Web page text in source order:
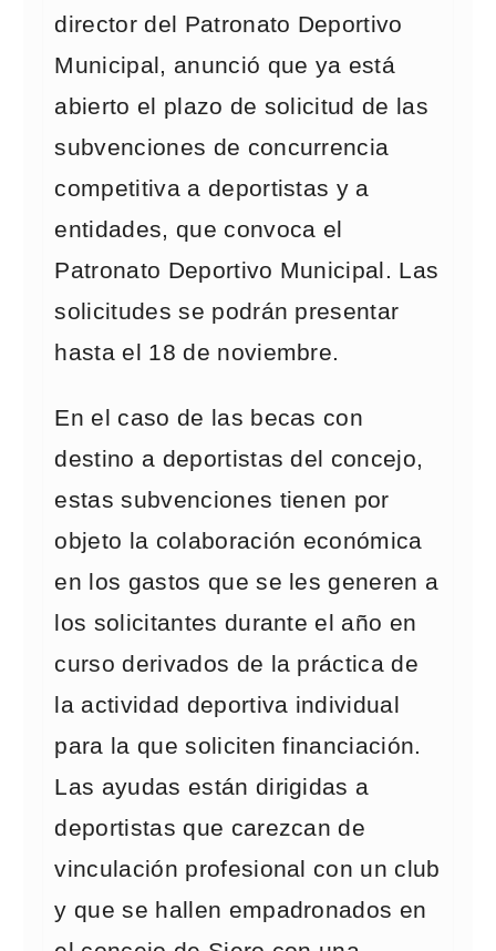
director del Patronato Deportivo
Municipal, anunció que ya está
abierto el plazo de solicitud de las
subvenciones de concurrencia
competitiva a deportistas y a
entidades, que convoca el
Patronato Deportivo Municipal. Las
solicitudes se podrán presentar
hasta el 18 de noviembre.
En el caso de las becas con
destino a deportistas del concejo,
estas subvenciones tienen por
objeto la colaboración económica
en los gastos que se les generen a
los solicitantes durante el año en
curso derivados de la práctica de
la actividad deportiva individual
para la que soliciten financiación.
Las ayudas están dirigidas a
deportistas que carezcan de
vinculación profesional con un club
y que se hallen empadronados en